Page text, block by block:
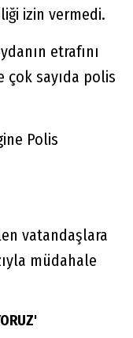
izin vermedi.
etrafını
çok sayıda polis
vatandaşlara
müdahale